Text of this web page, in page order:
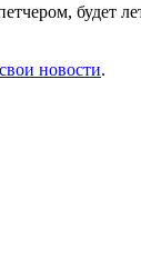
будет
новости.